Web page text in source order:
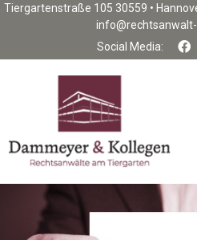
Tiergartenstraße 105 30559 •
Social Media: